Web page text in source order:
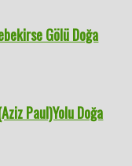
Gölü Doğa
Paul)Yolu Doğa